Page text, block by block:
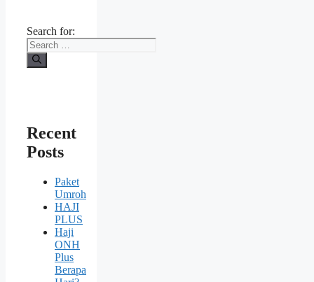
Search for:
Recent
Posts
Paket
Umroh
HAJI
PLUS
Haji
ONH
Plus
Berapa